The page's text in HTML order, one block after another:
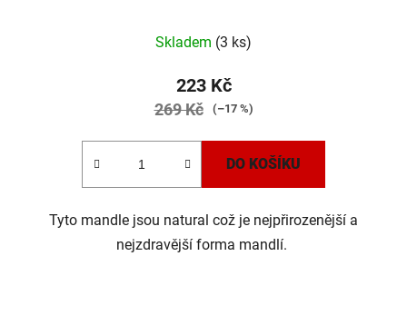
Skladem (3 ks)
223 Kč
269 Kč (–17 %)
DO KOŠÍKU
Tyto mandle jsou natural což je nejpřirozenější a
nejzdravější forma mandlí.